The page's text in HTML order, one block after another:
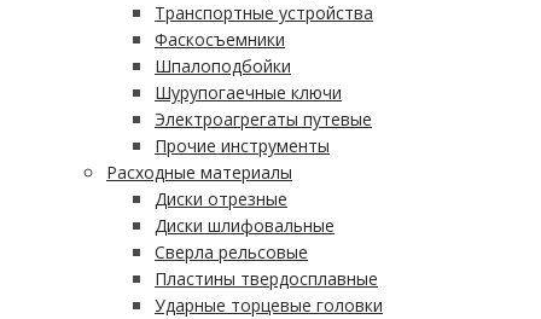
Транспортные устройства
Фаскосъемники
Шпалоподбойки
Шурупогаечные ключи
Электроагрегаты путевые
Прочие инструменты
Расходные материалы
Диски отрезные
Диски шлифовальные
Сверла рельсовые
Пластины твердосплавные
Ударные торцевые головки